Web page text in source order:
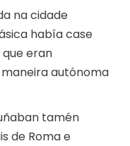
na cidade
había case
eran
autónoma
tamén
de Roma e